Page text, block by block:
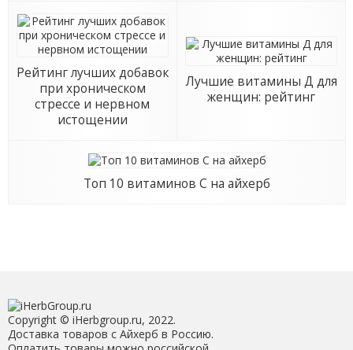
Рейтинг лучших добавок
при хроническом
стрессе и нервном
истощении
Лучшие витамины Д для
женщин: рейтинг
Топ 10 витаминов С на айхерб
Copyright © iHerbgroup.ru, 2022.
Доставка товаров с Айхерб в Россию.